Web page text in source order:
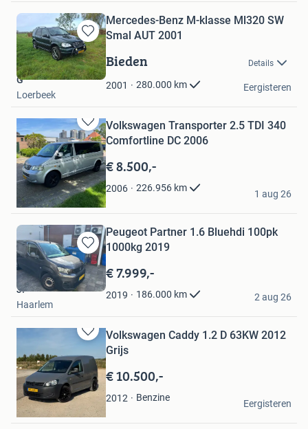
Bewaren
in
Mijn
Favorieten
Mercedes-Benz M-klasse Ml320 SW
Smal AUT 2001
Bieden Details
2001 280.000 km
G
Loerbeek
Eergisteren
Bewaren
in
Mijn
Favorieten
Volkswagen Transporter 2.5 TDI 340
Comfortline DC 2006
€ 8.500,-
2006 226.956 km
Joop
Ridderkerk
1 aug 26
Bewaren
in
Mijn
Favorieten
Peugeot Partner 1.6 Bluehdi 100pk
1000kg 2019
€ 7.999,-
2019 186.000 km
J.
Haarlem
2 aug 26
Bewaren
in
Mijn
Favorieten
Volkswagen Caddy 1.2 D 63KW 2012
Grijs
€ 10.500,-
2012 Benzine
thomas
Den Hoorn
Eergisteren